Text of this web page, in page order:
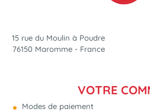
15 rue du Moulin à Poudre
76150 Maromme - France
VOTRE
Modes de paiement